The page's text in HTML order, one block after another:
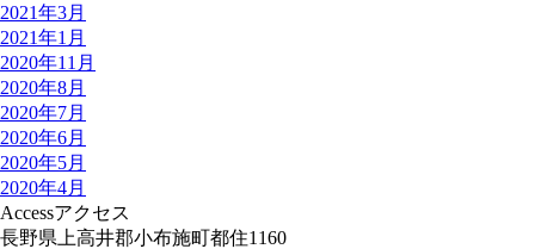
2021年3月
2021年1月
2020年11月
2020年8月
2020年7月
2020年6月
2020年5月
2020年4月
Accessアクセス
長野県上高井郡小布施町都住1160